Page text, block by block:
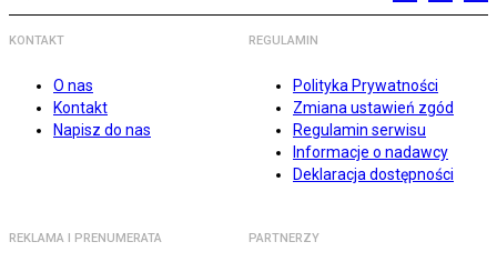
KONTAKT
O nas
Kontakt
Napisz do nas
REGULAMIN
Polityka Prywatności
Zmiana ustawień zgód
Regulamin serwisu
Informacje o nadawcy
Deklaracja dostępności
REKLAMA I PRENUMERATA PARTNERZY